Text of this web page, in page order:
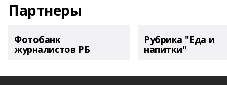
Партнеры
Фотобанк
журналистов РБ
Рубрика "Еда и
напитки"